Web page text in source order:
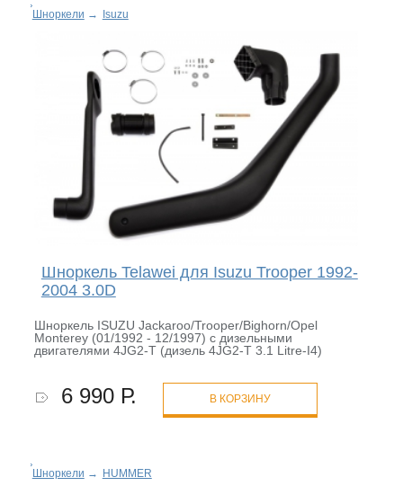
Шноркели → Isuzu
Шноркель Telawei для Isuzu Trooper 1992-
2004 3.0D
Шноркель ISUZU Jackaroo/Trooper/Bighorn/Opel
Monterey (01/1992 - 12/1997) с дизельными
двигателями 4JG2-T (дизель 4JG2-T 3.1 Litre-I4)
6 990 Р. В КОРЗИНУ
Шноркели → HUMMER